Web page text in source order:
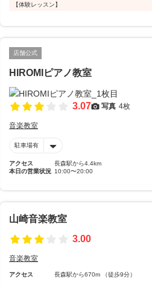
【体験レッスン】
店舗公式
HIROMIピアノ教室
3.07 写真 4枚
音楽教室
駐車場有
アクセス
長森駅から4.4km
本日の営業状況 10:00〜20:00
山崎音楽教室
3.00
音楽教室
アクセス 長森駅から670m （徒歩9分）